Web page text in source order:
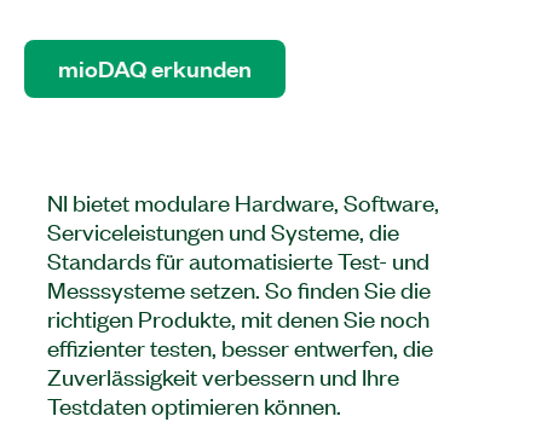
mioDAQ erkunden
NI bietet modulare Hardware, Software,
Serviceleistungen und Systeme, die
Standards für automatisierte Test- und
Messsysteme setzen. So finden Sie die
richtigen Produkte, mit denen Sie noch
effizienter testen, besser entwerfen, die
Zuverlässigkeit verbessern und Ihre
Testdaten optimieren können.